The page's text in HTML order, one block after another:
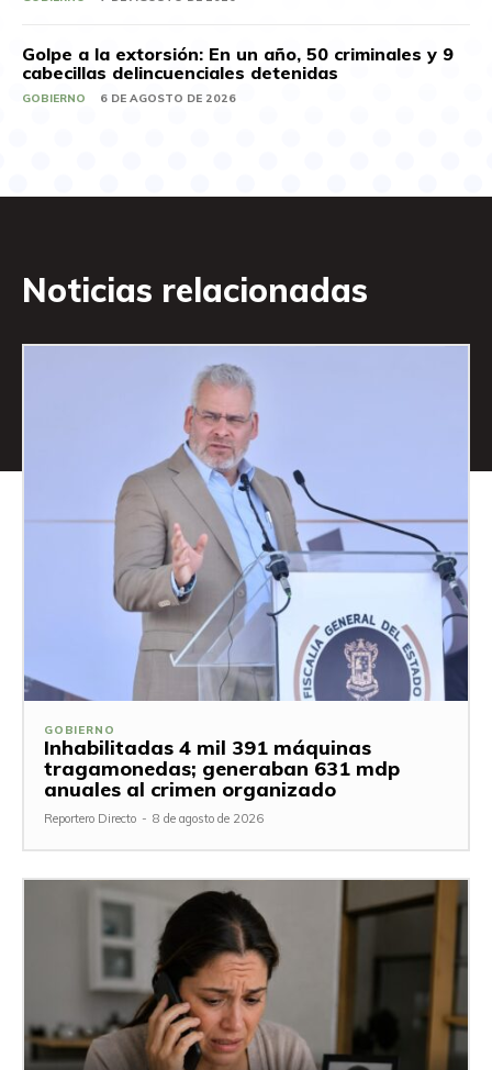
Golpe a la extorsión: En un año, 50 criminales y 9
cabecillas delincuenciales detenidas
GOBIERNO 6 DE AGOSTO DE 2026
Noticias relacionadas
GOBIERNO
Inhabilitadas 4 mil 391 máquinas
tragamonedas; generaban 631 mdp
anuales al crimen organizado
Reportero Directo - 8 de agosto de 2026